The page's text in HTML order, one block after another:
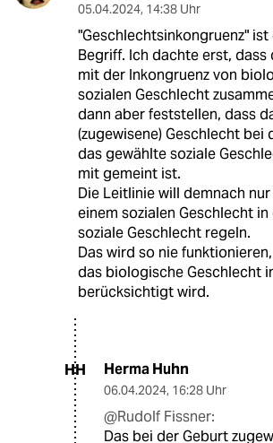
05.04.2024, 14:38 Uhr
"Geschlechtsinkongruenz"
Begriff. Ich dachte erst, dass
mit der Inkongruenz von
sozialen Geschlecht
dann aber feststellen, dass
(zugewisene) Geschlecht bei
das gewählte soziale
mit gemeint ist.
Die Leitlinie will demnach
einem sozialen Geschlecht
soziale Geschlecht regeln.
Das wird so nie
das biologische Geschlecht
berücksichtigt wird.
HH Herma Huhn
06.04.2024, 16:28 Uhr
@Rudolf Fissner:
Das bei der Geburt